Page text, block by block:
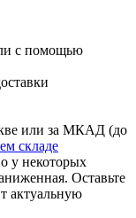
с помощью
или за МКАД (до
складе
у некоторых
Оставьте
актуальную